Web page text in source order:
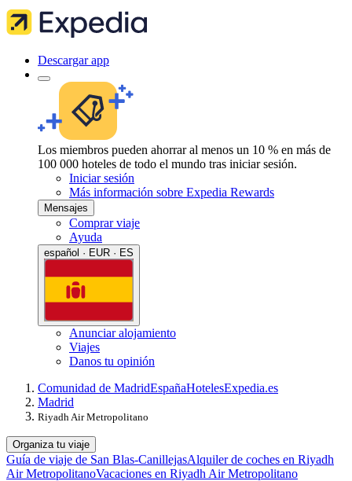
Descargar app
Los miembros pueden ahorrar al menos un 10 % en más de
100 000 hoteles de todo el mundo tras iniciar sesión.
Iniciar sesión
Más información sobre Expedia Rewards
Mensajes
Comprar viaje
Ayuda
español · EUR · ES
Anunciar alojamiento
Viajes
Danos tu opinión
Comunidad de MadridEspañaHotelesExpedia.es
Madrid
Riyadh Air Metropolitano
Organiza tu viaje
Guía de viaje de San Blas-CanillejasAlquiler de coches en Riyadh
Air MetropolitanoVacaciones en Riyadh Air Metropolitano